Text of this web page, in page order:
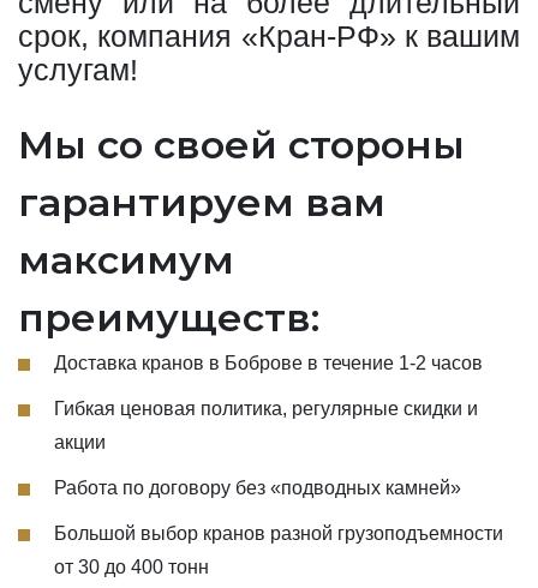
срок, компания «Кран-РФ» к вашим
услугам!
Мы со своей стороны
гарантируем вам
максимум
преимуществ:
Доставка кранов в Боброве в течение 1-2 часов
Гибкая ценовая политика, регулярные скидки и
акции
Работа по договору без «подводных камней»
Большой выбор кранов разной грузоподъемности
от 30 до 400 тонн